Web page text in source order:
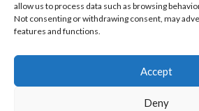
allow us to process data such as browsing
Not consenting or withdrawing consent, may
features and functions.
Accept
Deny
Síguenos
©OratoWorld Media 2026. Todos los